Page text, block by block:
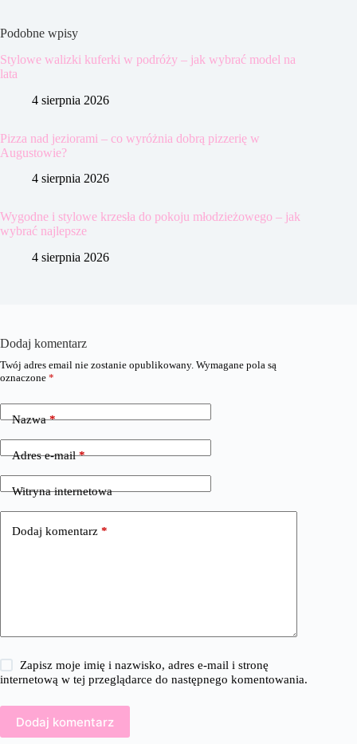
Podobne wpisy
Stylowe walizki kuferki w podróży – jak wybrać model na
lata
4 sierpnia 2026
Pizza nad jeziorami – co wyróżnia dobrą pizzerię w
Augustowie?
4 sierpnia 2026
Wygodne i stylowe krzesła do pokoju młodzieżowego – jak
wybrać najlepsze
4 sierpnia 2026
Dodaj komentarz
Twój adres email nie zostanie opublikowany. Wymagane pola są
oznaczone *
Nazwa*
Adres e-mail*
Witryna internetowa
Dodaj komentarz *
Zapisz moje imię i nazwisko, adres e-mail i stronę
internetową w tej przeglądarce do następnego komentowania.
Dodaj komentarz